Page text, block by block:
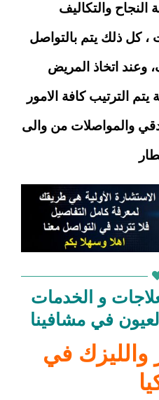
النجاح والتكاليف
، كل ذلك يتم بالتواصل
وعند اتخاذ المريض
يتم الترتيب كافة الامور
والمواصلات من والى
و الخدمات
في مشافينا
والليزك في